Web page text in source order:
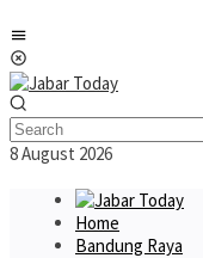
to
content
8 August 2026
Home
Bandung Raya